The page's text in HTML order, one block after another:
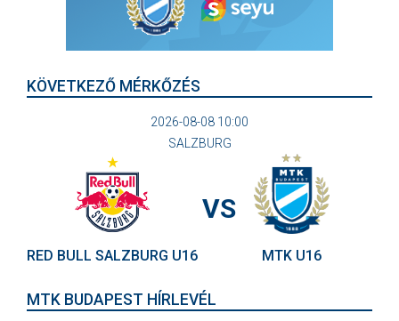
KÖVETKEZŐ MÉRKŐZÉS
2026-08-08 10:00
SALZBURG
RED BULL SALZBURG U16
VS
MTK U16
MTK BUDAPEST HÍRLEVÉL